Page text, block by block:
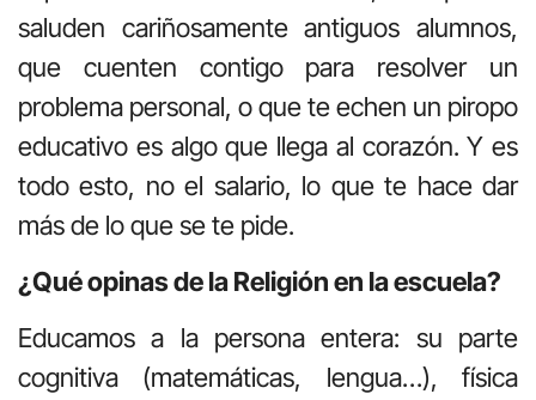
saluden cariñosamente antiguos alumnos,
que cuenten contigo para resolver un
problema personal, o que te echen un piropo
educativo es algo que llega al corazón. Y es
todo esto, no el salario, lo que te hace dar
más de lo que se te pide.
¿Qué opinas de la Religión en la escuela?
Educamos a la persona entera: su parte
cognitiva (matemáticas, lengua…), física